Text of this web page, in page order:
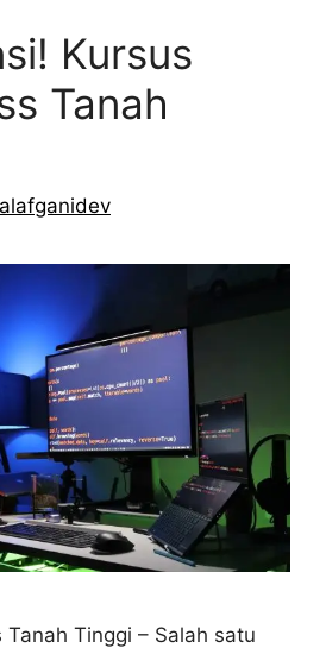
Kursus
Tanah
alafganidev
Tanah Tinggi – Salah satu